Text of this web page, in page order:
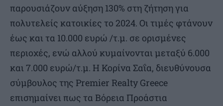
παρουσιάζουν αύξηση 130% στη ζήτηση για
πολυτελείς κατοικίες το 2024. Οι τιμές φτάνουν
έως και τα 10.000 ευρώ /τ.μ. σε ορισμένες
περιοχές, ενώ αλλού κυμαίνονται μεταξύ 6.000
και 7.000 ευρώ/τ.μ. Η Κορίνα Σαΐα, διευθύνουσα
σύμβουλος της Premier Realty Greece
επισημαίνει πως τα Βόρεια Προάστια